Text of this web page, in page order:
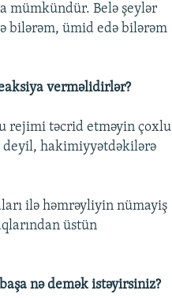
mümkündür. Belə şeylər
bilərəm, ümid edə bilərəm
verməlidirlər?
rejimi təcrid etməyin çoxlu
deyil, hakimiyyətdəkilərə
ilə həmrəyliyin nümayiş
üstün
nə demək istəyirsiniz?